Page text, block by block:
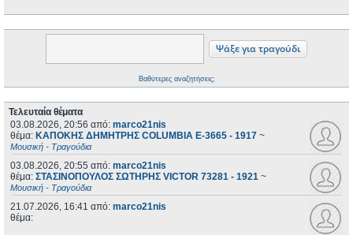
Βαθύτερες αναζητήσεις;
Τελευταία θέματα
03.08.2026, 20:56 από: marco21nis
θέμα: ΚΑΠΟΚΗΣ ΔΗΜΗΤΡΗΣ COLUMBIA E-3665 - 1917 ~
Μουσική - Τραγούδια
03.08.2026, 20:55 από: marco21nis
θέμα: ΣΤΑΣΙΝΟΠΟΥΛΟΣ ΣΩΤΗΡΗΣ VICTOR 73281 - 1921 ~
Μουσική - Τραγούδια
21.07.2026, 16:41 από: marco21nis
θέμα: